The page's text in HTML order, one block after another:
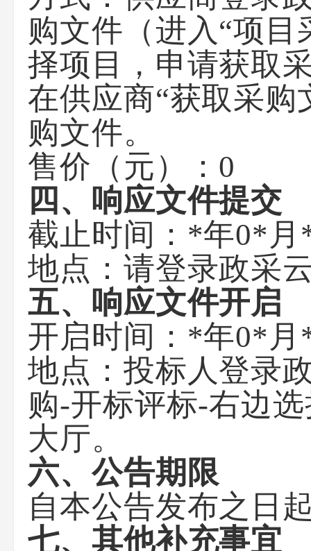
购文件（进入“项
择项目，申请获取
在供应商“获取采
购文件。
售价（元）： 0
四、响应文件提交
截止时间： *年0*
地点： 请登录政采
五、响应文件开启
开启时间： *年0*
地点： 投标人登录
购-开标评标-右边
大厅。
六、公告期限
自本公告发布之日
七、其他补充事宜